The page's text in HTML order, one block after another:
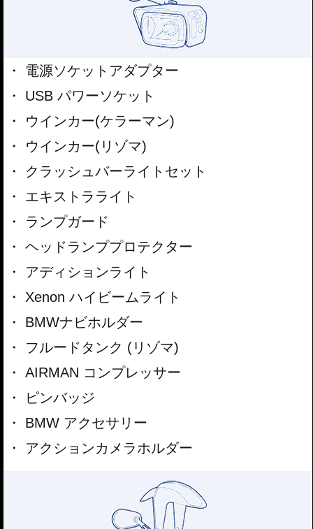
電源ソケットアダプター
USB パワーソケット
ウインカー(ケラーマン)
ウインカー(リゾマ)
クラッシュバーライトセット
エキストラライト
ランプガード
ヘッドランププロテクター
アディションライト
Xenon ハイビームライト
BMWナビホルダー
フルードタンク (リゾマ)
AIRMAN コンプレッサー
ピンバッジ
BMW アクセサリー
アクションカメラホルダー